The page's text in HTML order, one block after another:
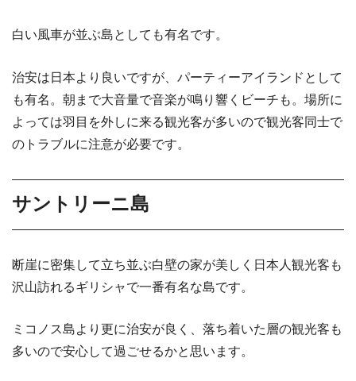
白い風車が並ぶ島としても有名です。
治安は日本より良いですが、パーティーアイランドとして
も有名。朝まで大音量で音楽が鳴り響くビーチも。場所に
よっては羽目を外しに来る観光客が多いので観光客同士で
のトラブルに注意が必要です。
サントリーニ島
断崖に密集して立ち並ぶ白壁の家が美しく日本人観光客も
沢山訪れるギリシャで一番有名な島です。
ミコノス島より更に治安が良く、落ち着いた層の観光客も
多いので安心して過ごせるかと思います。